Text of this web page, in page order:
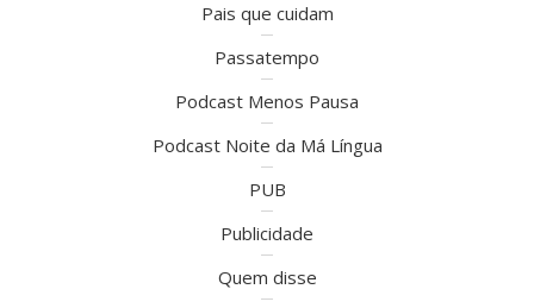
Pais que cuidam
Passatempo
Podcast Menos Pausa
Podcast Noite da Má Língua
PUB
Publicidade
Quem disse